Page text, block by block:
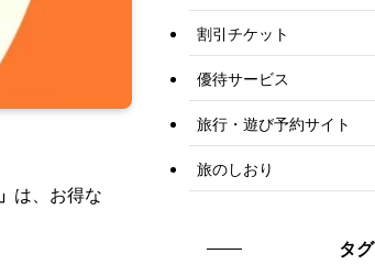
」 は、お得な
割引チケット
優待サービス
旅行・遊び予約サイト
旅のしおり
タグ